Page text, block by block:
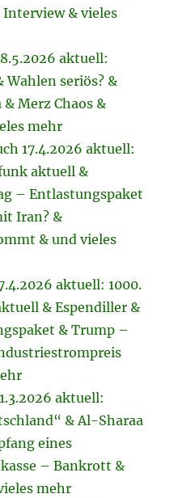
& vieles
aktuell:
Wahlen seriös? &
Merz Chaos &
mehr
17.4.2026 aktuell:
aktuell &
– Entlastungspaket
Iran? &
& und vieles
aktuell: 1000.
& Espendiller &
& Trump –
aktuell:
& Al-Sharaa
eines
– Bankrott &
mehr